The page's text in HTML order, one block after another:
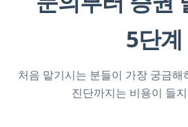
5단계
처음 맡기시는 분들이 가장 궁금해
진단까지는 비용이 들